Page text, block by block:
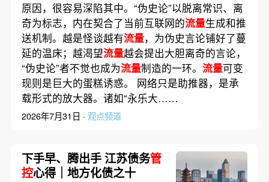
原因，很容易深陷其中。“伪史论”以脱离常识、离
奇为标志，内在契合了当前互联网的流量生成和推
送机制。越是怪谈越有流量，为伪史言论铺好了蔓
延的温床；越渴望流量越会提出大胆离奇的言论，
“伪史论”者不觉也成为流量制造的一环。 流量可变
现则是巨大的蛋糕诱惑。 网络只是助推器，是承
载形式的放大器。诸如“永乐大……
2026年7月31日 · 观点频道
下手早、腾出手 江苏债务管
控心得｜地方化债之十